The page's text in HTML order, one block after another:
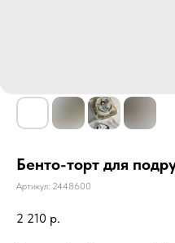
Бенто-торт для
Артикул: 2448600
2 210 р.